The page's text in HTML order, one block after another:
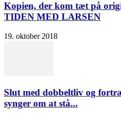
Kopien, der kom tæt på
TIDEN MED LARSEN
19. oktober 2018
Slut med dobbeltliv og
synger om at stå...